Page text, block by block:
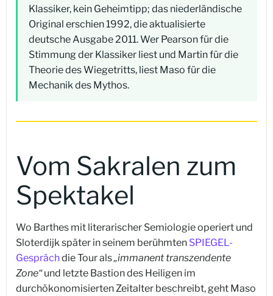
Klassiker, kein Geheimtipp; das niederländische
Original erschien 1992, die aktualisierte
deutsche Ausgabe 2011. Wer Pearson für die
Stimmung der Klassiker liest und Martin für die
Theorie des Wiegetritts, liest Maso für die
Mechanik des Mythos.
Vom Sakralen zum
Spektakel
Wo Barthes mit literarischer Semiologie operiert und
Sloterdijk später in seinem berühmten SPIEGEL-
Gesprächdie Tour als„immanent transzendente
Zone“und letzte Bastion des Heiligen im
durchökonomisierten Zeitalter beschreibt, geht Maso